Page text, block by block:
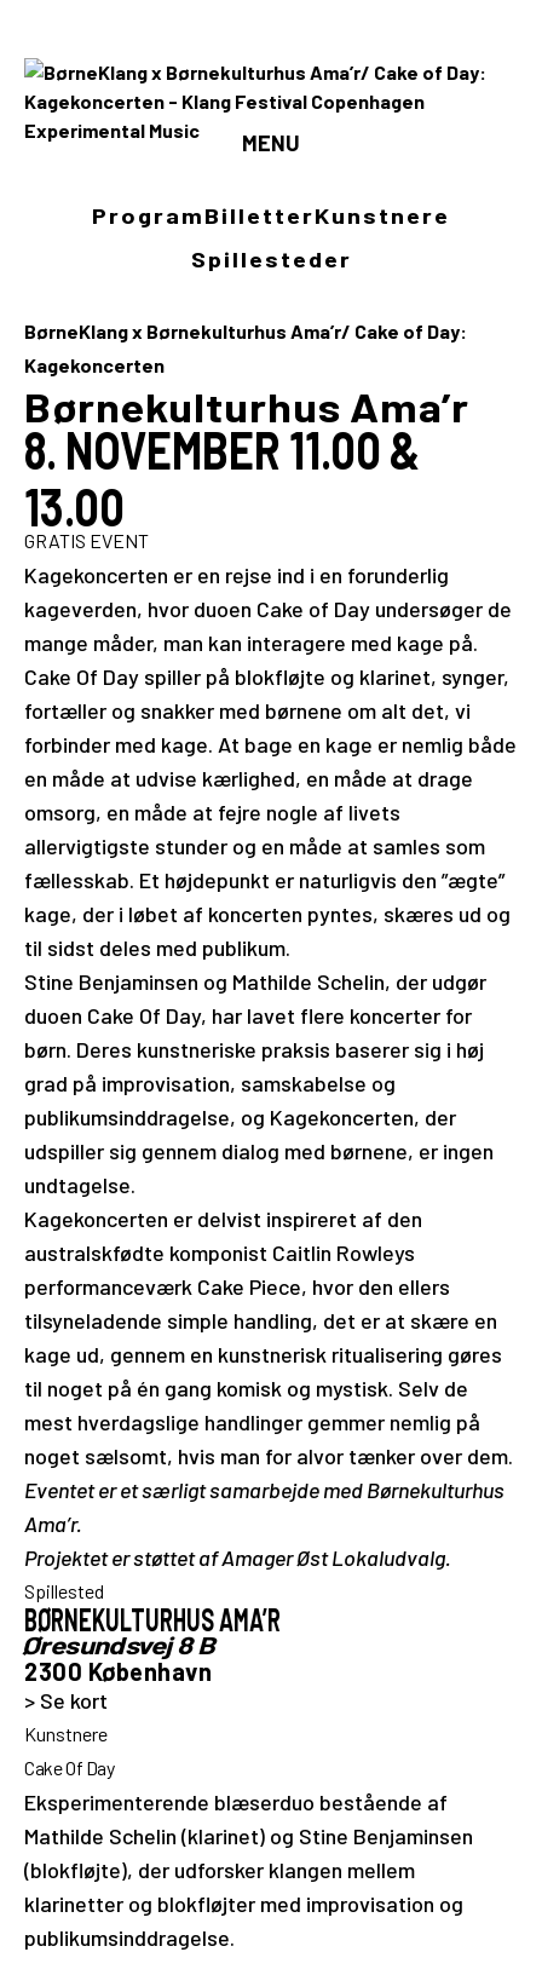
MENU
Program
Billetter
Kunstnere
Spillesteder
INFO
Media
Open Calls
EN
Program BilletterKunstnere
Spillesteder
BørneKlang x Børnekulturhus Ama’r/ Cake of Day:
Kagekoncerten
Børnekulturhus Ama’r
8. NOVEMBER 11.00 &
13.00
GRATIS EVENT
Kagekoncerten er en rejse ind i en forunderlig
kageverden, hvor duoen Cake of Day undersøger de
mange måder, man kan interagere med kage på.
Cake Of Day spiller på blokfløjte og klarinet, synger,
fortæller og snakker med børnene om alt det, vi
forbinder med kage. At bage en kage er nemlig både
en måde at udvise kærlighed, en måde at drage
omsorg, en måde at fejre nogle af livets
allervigtigste stunder og en måde at samles som
fællesskab. Et højdepunkt er naturligvis den ”ægte”
kage, der i løbet af koncerten pyntes, skæres ud og
til sidst deles med publikum.
Stine Benjaminsen og Mathilde Schelin, der udgør
duoen Cake Of Day, har lavet flere koncerter for
børn. Deres kunstneriske praksis baserer sig i høj
grad på improvisation, samskabelse og
publikumsinddragelse, og Kagekoncerten, der
udspiller sig gennem dialog med børnene, er ingen
undtagelse.
Kagekoncerten er delvist inspireret af den
australskfødte komponist Caitlin Rowleys
performanceværk Cake Piece, hvor den ellers
tilsyneladende simple handling, det er at skære en
kage ud, gennem en kunstnerisk ritualisering gøres
til noget på én gang komisk og mystisk. Selv de
mest hverdagslige handlinger gemmer nemlig på
noget sælsomt, hvis man for alvor tænker over dem.
Eventet er et særligt samarbejde med Børnekulturhus
Ama’r.
Projektet er støttet af Amager Øst Lokaludvalg.
Spillested
BØRNEKULTURHUS AMA’R
Øresundsvej 8 B
2300 København
> Se kort
Kunstnere
Cake Of Day
Eksperimenterende blæserduo bestående af
Mathilde Schelin (klarinet) og Stine Benjaminsen
(blokfløjte), der udforsker klangen mellem
klarinetter og blokfløjter med improvisation og
publikumsinddragelse.